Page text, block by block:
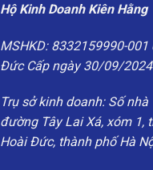
Hộ Kinh Doanh Kiên Hằng
MSHKD: 8332159990-001
Đức Cấp ngày 30/09/2024
Trụ sở kinh doanh: Số
đường Tây Lai Xá, xóm 1,
Hoài Đức, thành phố Hà